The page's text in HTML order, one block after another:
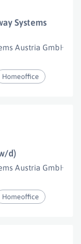
Systems
Austria GmbH
Homeoffice
d)
Austria GmbH
Homeoffice